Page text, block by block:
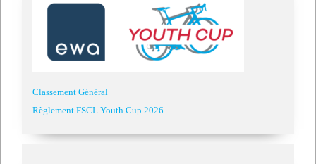
Classement Général
Règlement FSCL Youth Cup 2026